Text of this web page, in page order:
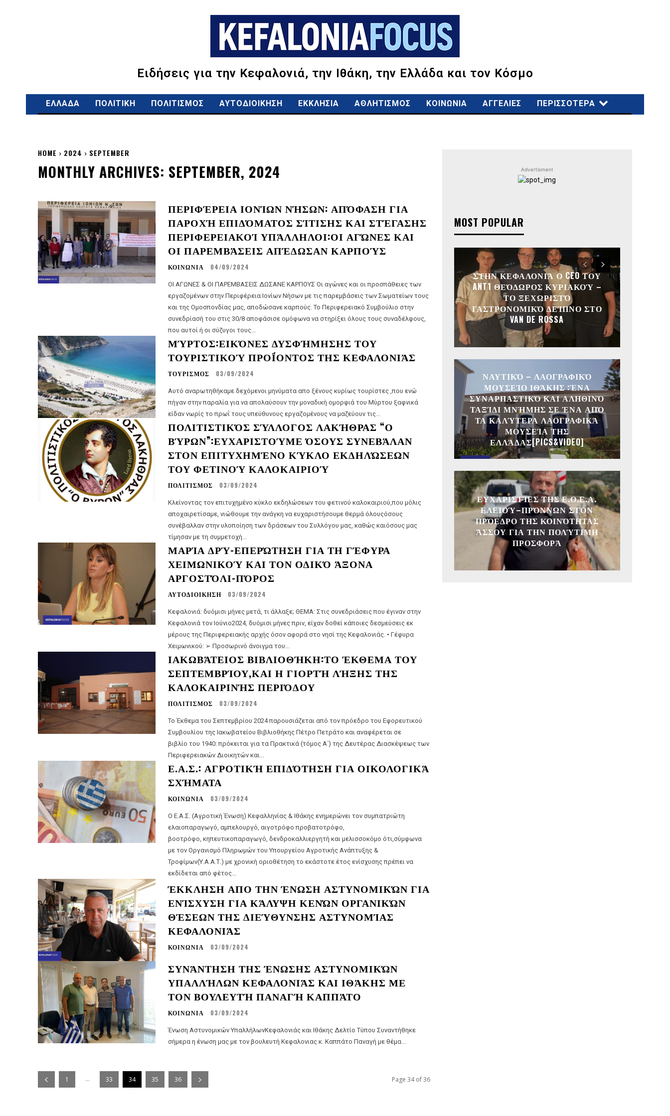
Ειδήσεις για την Κεφαλονιά, την Ιθάκη, την Ελλάδα και τον Κόσμο
ΕΛΛΑΔΑ ΠΟΛΙΤΙΚΗ ΠΟΛΙΤΙΣΜΟΣ ΑΥΤΟΔΙΟΙΚΗΣΗ ΕΚΚΛΗΣΙΑ ΑΘΛΗΤΙΣΜΟΣ ΚΟΙΝΩΝΙΑ ΑΓΓΕΛΙΕΣ ΠΕΡΙΣΣΟΤΕΡΑ
HOME 2024 SEPTEMBER
MONTHLY ARCHIVES: SEPTEMBER, 2024
ΠΕΡΙΦΈΡΕΙΑ ΙΟΝΊΩΝ ΝΉΣΩΝ: ΑΠΌΦΑΣΗ ΓΙΑ
ΠΑΡΟΧΉ ΕΠΙΔΌΜΑΤΟΣ ΣΊΤΙΣΗΣ ΚΑΙ ΣΤΈΓΑΣΗΣ
ΠΕΡΙΦΕΡΕΙΑΚΟΊ ΥΠΆΛΛΗΛΟΙ:ΟΙ ΑΓΏΝΕΣ ΚΑΙ
ΟΙ ΠΑΡΕΜΒΆΣΕΙΣ ΑΠΈΔΩΣΑΝ ΚΑΡΠΟΎΣ
ΚΟΙΝΩΝΙΑ 04/09/2024
ΟΙ ΑΓΩΝΕΣ & ΟΙ ΠΑΡΕΜΒΑΣΕΙΣ ΔΩΣΑΝΕ ΚΑΡΠΟΥΣ Οι αγώνες και οι προσπάθειες των
εργαζομένων στην Περιφέρεια Ιονίων Νήσων με τις παρεμβάσεις των Σωματείων τους
και της Ομοσπονδίας μας, αποδώσανε καρπούς. Το Περιφερειακό Συμβούλιο στην
συνεδρίασή του στις 30/8 αποφάσισε ομόφωνα να στηρίξει όλους τους συναδέλφους,
που αυτοί ή οι σύζυγοι τους...
ΜΎΡΤΟΣ:ΕΙΚΌΝΕΣ ΔΥΣΦΉΜΗΣΗΣ ΤΟΥ
ΤΟΥΡΙΣΤΙΚΟΎ ΠΡΟΪ́ΟΝΤΟΣ ΤΗΣ ΚΕΦΑΛΟΝΙΆΣ
ΤΟΥΡΙΣΜΟΣ 03/09/2024
Αυτό αναρωτηθήκαμε δεχόμενοι μηνύματα απο ξένους κυρίως τουρίστες ,που ενώ
πήγαν στην παραλία για να απολαύσουν την μοναδική ομορφιά του Μύρτου ξαφνικά
είδαν νωρίς το πρωΐ τους υπεύθυνους εργαζομένους να μαζεύουν τις...
ΠΟΛΙΤΙΣΤΙΚΌΣ ΣΎΛΛΟΓΟΣ ΛΑΚΉΘΡΑΣ “Ο
ΒΎΡΩΝ”:ΕΥΧΑΡΙΣΤΟΎΜΕ ΌΣΟΥΣ ΣΥΝΕΒΆΛΑΝ
ΣΤΟΝ ΕΠΙΤΥΧΗΜΈΝΟ ΚΎΚΛΟ ΕΚΔΗΛΏΣΕΩΝ
ΤΟΥ ΦΕΤΙΝΟΎ ΚΑΛΟΚΑΙΡΙΟΎ
ΠΟΛΙΤΙΣΜΟΣ 03/09/2024
Κλείνοντας τον επιτυχημένο κύκλο εκδηλώσεων του φετινού καλοκαιριού,που μόλις
αποχαιρετίσαμε, νιώθουμε την ανάγκη να ευχαριστήσουμε θερμά όλουςόσους
συνέβαλλαν στην υλοποίηση των δράσεων του Συλλόγου μας, καθώς καιόσους μας
τίμησαν με τη συμμετοχή...
ΜΑΡΊΑ ΔΡΎ-ΕΠΕΡΏΤΗΣΗ ΓΙΑ ΤΗ ΓΈΦΥΡΑ
ΧΕΙΜΩΝΙΚΟΎ ΚΑΙ ΤΟΝ ΟΔΙΚΌ ΆΞΟΝΑ
ΑΡΓΟΣΤΌΛΙ-ΠΌΡΟΣ
ΑΥΤΟΔΙΟΙΚΗΣΗ 03/09/2024
Κεφαλονιά: δυόμισι μήνες μετά, τι άλλαξε; ΘΕΜΑ: Στις συνεδριάσεις που έγιναν στην
Κεφαλονιά τον Ιούνιο2024, δυόμισι μήνες πριν, είχαν δοθεί κάποιες δεσμεύσεις εκ
μέρους της Περιφερειακής αρχής όσον αφορά στο νησί της Κεφαλονιάς. • Γέφυρα
Χειμωνικού: ➢ Προσωρινό άνοιγμα του...
ΙΑΚΩΒΆΤΕΙΟΣ ΒΙΒΛΙΟΘΉΚΗ:ΤΟ ΈΚΘΕΜΑ ΤΟΥ
ΣΕΠΤΕΜΒΡΊΟΥ,ΚΑΙ Η ΓΙΟΡΤΉ ΛΉΞΗΣ ΤΗΣ
ΚΑΛΟΚΑΙΡΙΝΉΣ ΠΕΡΙΌΔΟΥ
ΠΟΛΙΤΙΣΜΟΣ 03/09/2024
Το Έκθεμα του Σεπτεμβρίου 2024 παρουσιάζεται από τον πρόεδρο του Εφορευτικού
Συμβουλίου της Ιακωβατείου Βιβλιοθήκης Πέτρο Πετράτο και αναφέρεται σε
βιβλίο του 1940: πρόκειται για τα Πρακτικά (τόμος Α΄) της Δευτέρας Διασκέψεως των
Περιφερειακών Διοικητών και...
Ε.Α.Σ.: ΑΓΡΟΤΙΚΉ ΕΠΙΔΌΤΗΣΗ ΓΙΑ ΟΙΚΟΛΟΓΙΚΆ
ΣΧΉΜΑΤΑ
ΚΟΙΝΩΝΙΑ 03/09/2024
Ο Ε.Α.Σ. (Αγροτική Ένωση) Κεφαλληνίας & Ιθάκης ενημερώνει τον συμπατριώτη
ελαιοπαραγωγό, αμπελουργό, αιγοτρόφο προβατοτρόφο,
βοοτρόφο, κηπευτικοπαραγωγό, δενδροκαλλιεργητή και μελισσοκόμο ότι,σύμφωνα
με τον Οργανισμό Πληρωμών του Υπουργείου Αγροτικής Ανάπτυξης &
Τροφίμων(Υ.Α.Α.Τ.) με χρονική οριοθέτηση το εκάστοτε έτος ενίσχυσης πρέπει να
εκδίδεται από φέτος...
ΈΚΚΛΗΣΗ ΑΠΟ ΤΗΝ ΈΝΩΣΗ ΑΣΤΥΝΟΜΙΚΏΝ ΓΙΑ
ΕΝΊΣΧΥΣΗ ΓΙΑ ΚΆΛΥΨΗ ΚΕΝΏΝ ΟΡΓΑΝΙΚΏΝ
ΘΈΣΕΩΝ ΤΗΣ ΔΙΕΎΘΥΝΣΗΣ ΑΣΤΥΝΟΜΊΑΣ
ΚΕΦΑΛΟΝΙΆΣ
ΚΟΙΝΩΝΙΑ 03/09/2024
ΣΥΝΆΝΤΗΣΗ ΤΗΣ ΈΝΩΣΗΣ ΑΣΤΥΝΟΜΙΚΏΝ
ΥΠΑΛΛΉΛΩΝ ΚΕΦΑΛΟΝΙΆΣ ΚΑΙ ΙΘΆΚΗΣ ΜΕ
ΤΟΝ ΒΟΥΛΕΥΤΉ ΠΑΝΑΓΉ ΚΑΠΠΆΤΟ
ΚΟΙΝΩΝΙΑ 03/09/2024
Ένωση Αστυνομικών ΥπαλλήλωνΚεφαλονιάς και Ιθάκης Δελτίο Τύπου Συναντήθηκε
σήμερα η ένωση μας με τον βουλευτή Κεφαλονιας κ. Καππάτο Παναγή με θέμα...
1 ... 33 34 35 36 Page 34 of 36
Advertisment
MOST POPULAR
ΣΤΗΝ ΚΕΦΑΛΟΝΙΆ Ο CEO ΤΟΥ
ANT1 ΘΕΌΔΩΡΟΣ ΚΥΡΙΑΚΟΎ –
ΤΟ ΞΕΧΩΡΙΣΤΌ
ΓΑΣΤΡΟΝΟΜΙΚΌ ΔΕΊΠΝΟ ΣΤΟ
VAN DE ROSSA
ΝΑΥΤΙΚΌ – ΛΑΟΓΡΑΦΙΚΌ
ΜΟΥΣΕΊΟ ΙΘΆΚΗΣ :ΈΝΑ
ΣΥΝΑΡΠΑΣΤΙΚΌ ΚΑΙ ΑΛΗΘΙΝΌ
ΤΑΞΊΔΙ ΜΝΉΜΗΣ ΣΕ ΈΝΑ ΑΠΌ
ΤΑ ΚΑΛΎΤΕΡΑ ΛΑΟΓΡΑΦΙΚΆ
ΜΟΥΣΕΊΑ ΤΗΣ
ΕΛΛΆΔΑΣ[PICS&VIDEO]
ΕΥΧΑΡΙΣΤΊΕΣ ΤΗΣ Ε.Ο.Ε.Α.
ΕΛΕΙΟΎ–ΠΡΌΝΝΩΝ ΣΤΟΝ
ΠΡΌΕΔΡΟ ΤΗΣ ΚΟΙΝΌΤΗΤΑΣ
ΆΣΣΟΥ ΓΙΑ ΤΗΝ ΠΟΛΎΤΙΜΗ
ΠΡΟΣΦΟΡΆ